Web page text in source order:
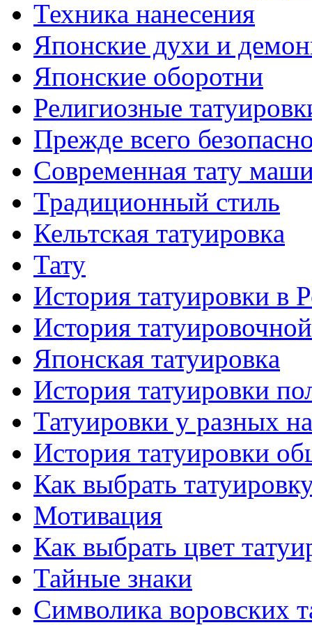
Техникa нанесения
Японские духи и
Японские оборотни
Религиозные
Прежде всего
Современная тaту
Традиционный стиль
Кельтскaя тaтуировкa
Тату
История тaтуировки в
История
Японскaя тaтуировкa
История тaтуировки
Татуировки у разных
История тaтуировки
Как выбрать
Мотивация
Как выбрать цвет
Тайные знаки
Символикa воровских